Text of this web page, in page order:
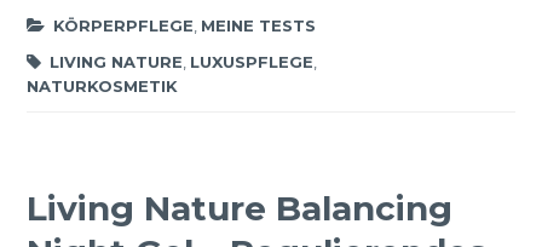
KÖRPERPFLEGE MEINE TESTS
LIVING NATURE, LUXUSPFLEGE,
NATURKOSMETIK
Living Nature Balancing